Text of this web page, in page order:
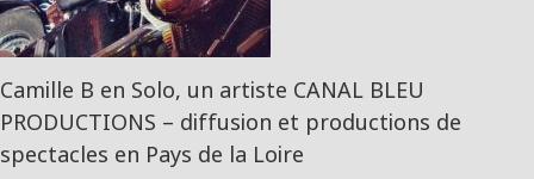
Camille B en Solo, un artiste CANAL BLEU
PRODUCTIONS – diffusion et productions de
spectacles en Pays de la Loire